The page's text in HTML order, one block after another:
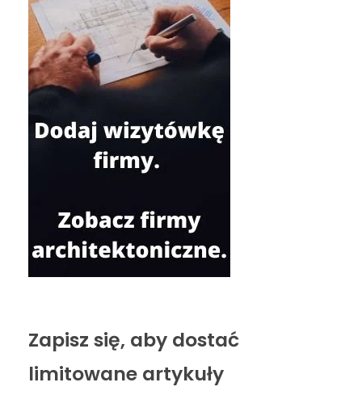
Zapisz się, aby dostać
limitowane artykuły